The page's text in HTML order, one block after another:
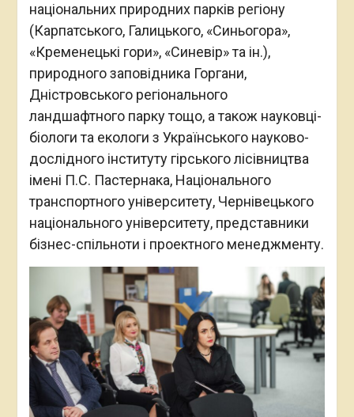
національних природних парків регіону
(Карпатського, Галицького, «Синьогора»,
«Кременецькі гори», «Синевір» та ін.),
природного заповідника Горгани,
Дністровського регіонального
ландшафтного парку тощо, а також науковці-
біологи та екологи з Українського науково-
дослідного інституту гірського лісівництва
імені П.С. Пастернака, Національного
транспортного університету, Чернівецького
національного університету, представники
бізнес-спільноти і проектного менеджменту.